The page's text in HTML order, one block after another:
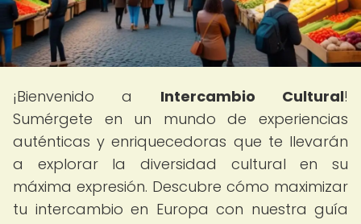
¡Bienvenido a Intercambio Cultural!
Sumérgete en un mundo de experiencias
auténticas y enriquecedoras que te llevarán
a explorar la diversidad cultural en su
máxima expresión. Descubre cómo maximizar
tu intercambio en Europa con nuestra guía